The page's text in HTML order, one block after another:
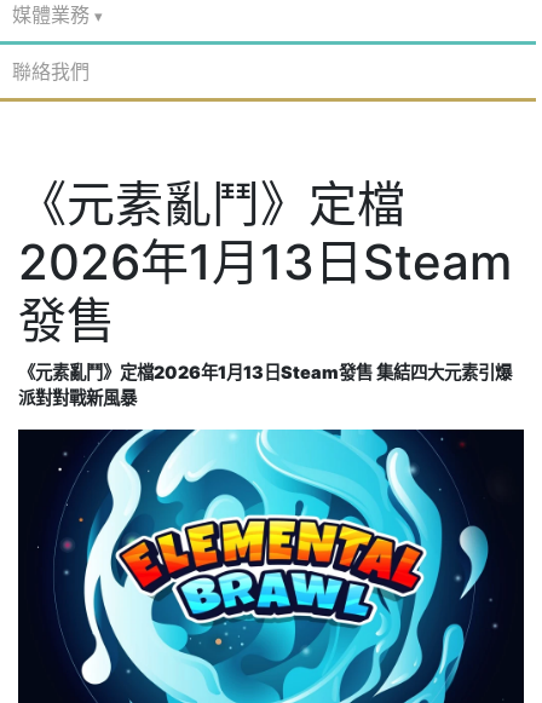
媒體業務
聯絡我們
《元素亂鬥》定檔
2026年1月13日Steam
發售
《元素亂鬥》定檔2026年1月13日Steam發售 集結四大元素引爆
派對對戰新風暴